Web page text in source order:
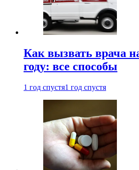
Как вызвать врача
году: все способы
1 год спустя1 год спустя